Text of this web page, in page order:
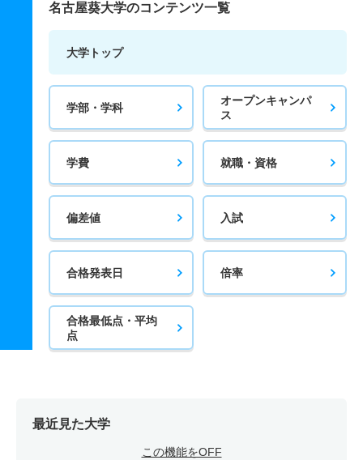
名古屋葵大学のコンテンツ一覧
大学トップ
学部・学科
オープンキャンパ
ス
学費 就職・資格
偏差値 入試
合格発表日 倍率
合格最低点・平均
点
最近見た大学
この機能をOFF